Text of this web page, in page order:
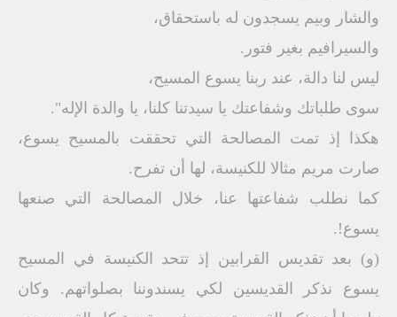
والشار وبيم يسجدون له باستحقاق،
والسيرافيم بغير فتور.
ليس لنا دالة، عند ربنا يسوع المسيح،
سوى طلباتك وشفاعتك يا سيدتنا كلنا، يا والدة الإله".
هكذا إذ تمت المصالحة التي تحققت بالمسيح يسوع،
صارت مريم مثالا للكنيسة، لها أن تفرح.
كما نطلب شفاعتها عنا، خلال المصالحة التي صنعها
يسوع!.
(و) بعد تقديس القرابين إذ تتحد الكنيسة في المسيح
يسوع نذكر القديسين لكي يسندوننا بصلواتهم. وكان